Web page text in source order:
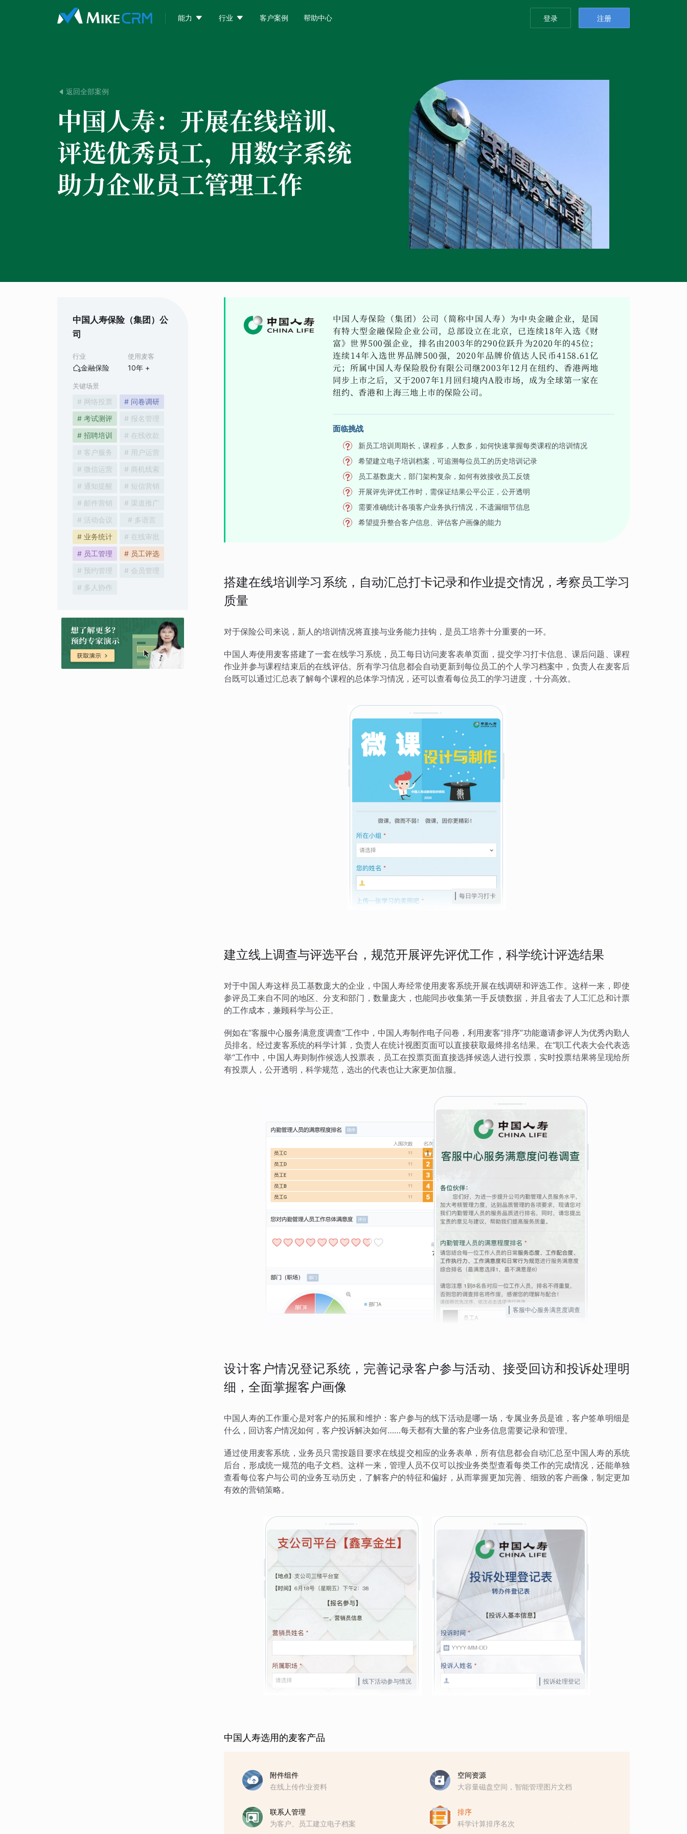
能力  行业  客户案例 帮助中心 登录 注册
 返回全部案例
中国人寿： 开展在线培训、
评选优秀员工，用数字系统
助力企业员工管理工作
中国人寿保险（集团）公
司
行业
金融保险
使用麦客
10年 +
关键场景
# 网络投票
# 问卷调研
# 考试测评
# 报名管理
# 招聘培训
# 在线收款
# 客户服务
# 用户运营
# 微信运营
# 商机线索
# 通知提醒
# 短信营销
# 邮件营销
# 渠道推广
# 活动会议
# 多语言
# 业务统计
# 在线审批
# 员工管理
# 员工评选
# 预约管理
# 会员管理
# 多人协作
中国人寿保险（集团）公司（简称中国人寿）为中央金融企业，是国
有特大型金融保险企业公司，总部设立在北京，已连续18年入选《财
富》世界500强企业，排名由2003年的290位跃升为2020年的45位；
连续14年入选世界品牌500强，2020年品牌价值达人民币4158.61亿
元；所属中国人寿保险股份有限公司继2003年12月在纽约、香港两地
同步上市之后，又于2007年1月回归境内A股市场，成为全球第一家在
纽约、香港和上海三地上市的保险公司。
面临挑战
新员工培训周期长，课程多，人数多，如何快速掌握每类课程的培训情况
希望建立电子培训档案，可追溯每位员工的历史培训记录
员工基数庞大，部门架构复杂，如何有效接收员工反馈
开展评先评优工作时，需保证结果公平公正，公开透明
需要准确统计各项客户业务执行情况，不遗漏细节信息
希望提升整合客户信息、评估客户画像的能力
搭建在线培训学习系统，自动汇总打卡记录和作业提交情况，考察员工学习
质量
对于保险公司来说，新人的培训情况将直接与业务能力挂钩，是员工培养十分重要的一环。
中国人寿使用麦客搭建了一套在线学习系统，员工每日访问麦客表单页面，提交学习打卡信息、课后问题、课程
作业并参与课程结束后的在线评估。所有学习信息都会自动更新到每位员工的个人学习档案中，负责人在麦客后
台既可以通过汇总表了解每个课程的总体学习情况，还可以查看每位员工的学习进度，十分高效。
每日学习打卡
建立线上调查与评选平台，规范开展评先评优工作，科学统计评选结果
对于中国人寿这样员工基数庞大的企业，中国人寿经常使用麦客系统开展在线调研和评选工作。这样一来，即使
参评员工来自不同的地区、分支和部门，数量庞大，也能同步收集第一手反馈数据，并且省去了人工汇总和计票
的工作成本，兼顾科学与公正。
例如在“客服中心服务满意度调查”工作中，中国人寿制作电子问卷，利用麦客“排序”功能邀请参评人为优秀内勤人
员排名。经过麦客系统的科学计算，负责人在统计视图页面可以直接获取最终排名结果。在“职工代表大会代表选
举“工作中，中国人寿则制作候选人投票表，员工在投票页面直接选择候选人进行投票，实时投票结果将呈现给所
有投票人，公开透明，科学规范，选出的代表也让大家更加信服。
客服中心服务满意度调查
设计客户情况登记系统，完善记录客户参与活动、接受回访和投诉处理明
细，全面掌握客户画像
中国人寿的工作重心是对客户的拓展和维护：客户参与的线下活动是哪一场，专属业务员是谁，客户签单明细是
什么，回访客户情况如何，客户投诉解决如何……每天都有大量的客户业务信息需要记录和管理。
通过使用麦客系统，业务员只需按题目要求在线提交相应的业务表单，所有信息都会自动汇总至中国人寿的系统
后台，形成统一规范的电子文档。这样一来，管理人员不仅可以按业务类型查看每类工作的完成情况，还能单独
查看每位客户与公司的业务互动历史，了解客户的特征和偏好，从而掌握更加完善、细致的客户画像，制定更加
有效的营销策略。
线下活动参与情况 投诉处理登记
中国人寿选用的麦客产品
附件组件
在线上传作业资料
空间资源
大容量磁盘空间，智能管理图片文档
联系人管理
为客户、员工建立电子档案
排序
科学计算排序名次